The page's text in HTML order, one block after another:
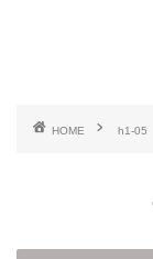
HOME h1-05